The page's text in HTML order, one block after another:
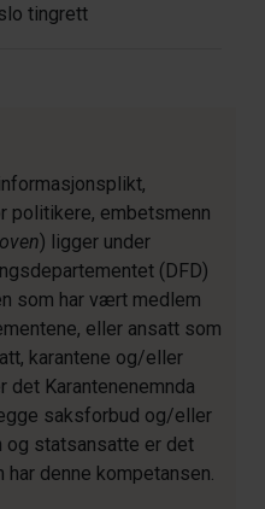
tingrett
politikere, embetsmenn
) ligger under
(DFD)
som har vært medlem
eller ansatt som
karantene og/eller
Karantenenemnda
saksforbud og/eller
og statsansatte er det
denne kompetansen.